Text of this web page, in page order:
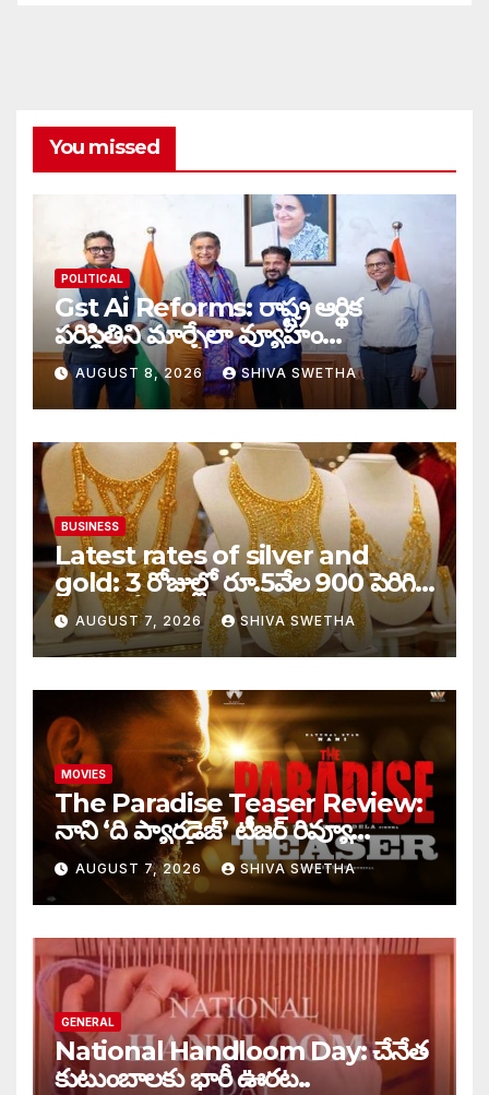
You missed
POLITICAL
Gst Ai Reforms: రాష్ట్ర ఆర్థిక
పరిస్థితిని మార్చేలా వ్యూహం…
AUGUST 8, 2026 SHIVA SWETHA
BUSINESS
Latest rates of silver and
gold: 3 రోజుల్లో రూ.5వేల 900 పెరిగిన
తులం గోల్డ్…
AUGUST 7, 2026 SHIVA SWETHA
MOVIES
The Paradise Teaser Review:
నాని ‘ది ప్యారడైజ్’ టీజర్ రివ్యూ…
AUGUST 7, 2026 SHIVA SWETHA
GENERAL
National Handloom Day: చేనేత
కుటుంబాలకు భారీ ఊరట..